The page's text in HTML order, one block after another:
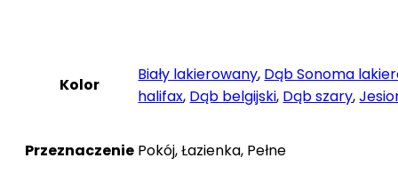
Kolor
Biały lakierowany, Dąb Sonoma
halifax, Dąb belgijski, Dąb szary,
Przeznaczenie Pokój, Łazienka, Pełne